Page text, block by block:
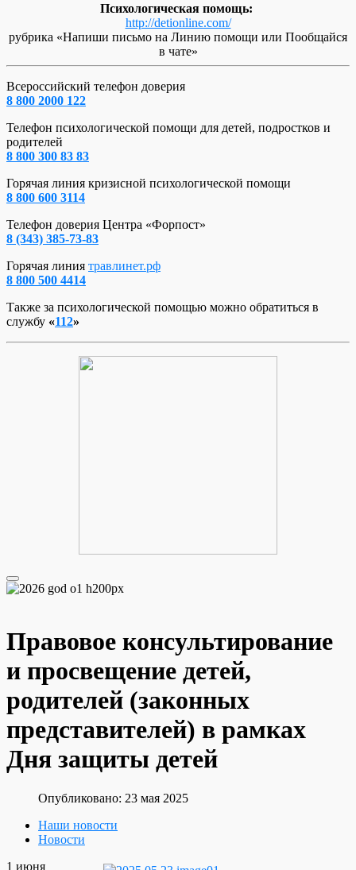
Психологическая помощь:
http://detionline.com/
рубрика «Напиши письмо на Линию помощи или Пообщайся
в чате»
Всероссийский телефон доверия
8 800 2000 122
Телефон психологической помощи для детей, подростков и
родителей
8 800 300 83 83
Горячая линия кризисной психологической помощи
8 800 600 3114
Телефон доверия Центра «Форпост»
8 (343) 385-73-83
Горячая линия травлинет.рф
8 800 500 4414
Также за психологической помощью можно обратиться в
службу «112»
Правовое консультирование
и просвещение детей,
родителей (законных
представителей) в рамках
Дня защиты детей
Опубликовано: 23 мая 2025
Наши новости
Новости
1 июня